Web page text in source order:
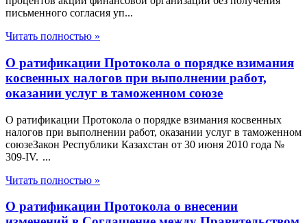
письменного согласия уп...
Читать полностью »
О ратификации Протокола о порядке взимания
косвенных налогов при выполнении работ,
оказании услуг в таможенном союзе
О ратификации Протокола о порядке взимания косвенных
налогов при выполнении работ, оказании услуг в таможенном
союзеЗакон Республики Казахстан от 30 июня 2010 года №
309-IV. ...
Читать полностью »
О ратификации Протокола о внесении